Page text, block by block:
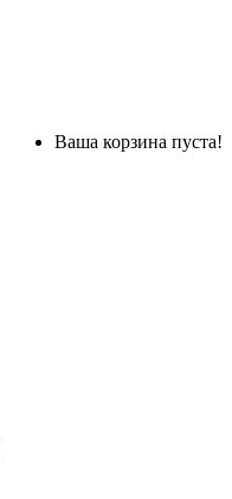
Ваша корзина пуста!